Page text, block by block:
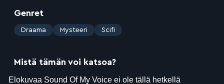
Genret
: Draama Mysteeri Scifi
Mistä tämän voi katsoa?